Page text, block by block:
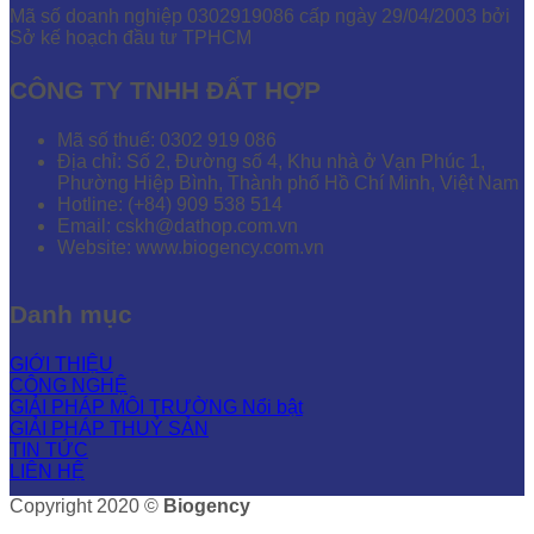
Mã số doanh nghiệp 0302919086 cấp ngày 29/04/2003 bởi
Sở kế hoạch đầu tư TPHCM
CÔNG TY TNHH ĐẤT HỢP
Mã số thuế: 0302 919 086
Địa chỉ: Số 2, Đường số 4, Khu nhà ở Vạn Phúc 1,
Phường Hiệp Bình, Thành phố Hồ Chí Minh, Việt Nam
Hotline: (+84) 909 538 514
Email: cskh@dathop.com.vn
Website: www.biogency.com.vn
Danh mục
GIỚI THIỆU
CÔNG NGHỆ
GIẢI PHÁP MÔI TRƯỜNG
GIẢI PHÁP THUỶ SẢN
TIN TỨC
LIÊN HỆ
Copyright 2020 © Biogency